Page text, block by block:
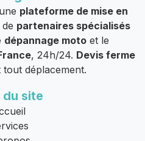
plateforme de mise en
partenaires spécialisés
dépannage moto et le
, 24h/24. Devis ferme
déplacement.
du site